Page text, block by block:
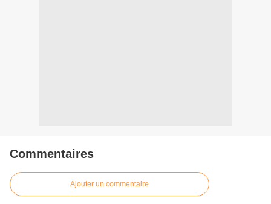
Commentaires
Ajouter un commentaire